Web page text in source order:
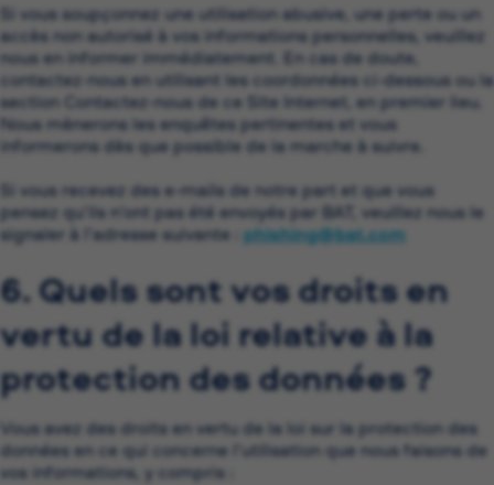
Si vous soupçonnez une utilisation abusive, une perte ou un
accès non autorisé à vos informations personnelles, veuillez
nous en informer immédiatement. En cas de doute,
contactez-nous en utilisant les coordonnées ci-dessous ou la
section Contactez-nous de ce Site Internet, en premier lieu.
Nous mènerons les enquêtes pertinentes et vous
informerons dès que possible de la marche à suivre.
Si vous recevez des e-mails de notre part et que vous
pensez qu’ils n’ont pas été envoyés par BAT, veuillez nous le
signaler à l’adresse suivante : phishing@bat.com
6. Quels sont vos droits en
vertu de la loi relative à la
protection des données ?
Vous avez des droits en vertu de la loi sur la protection des
données en ce qui concerne l’utilisation que nous faisons de
vos informations, y compris :